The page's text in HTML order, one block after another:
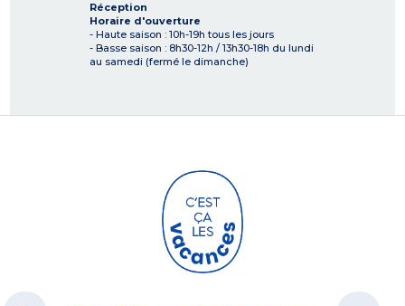
Réception
Horaire d'ouverture
- Haute saison : 10h-19h tous les jours
- Basse saison : 8h30-12h / 13h30-18h du lundi
au samedi (fermé le dimanche)